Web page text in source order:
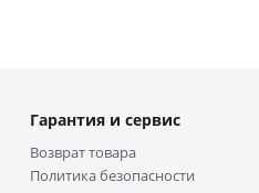
Гарантия и сервис
Возврат товара
Политика безопасности